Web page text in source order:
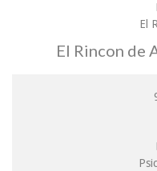
El
El Rincon de